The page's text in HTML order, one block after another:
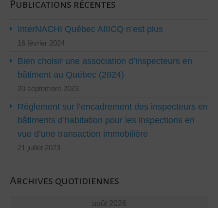
Publications récentes
InterNACHI Québec AIIICQ n’est plus
16 février 2024
Bien choisir une association d’inspecteurs en
bâtiment au Québec (2024)
20 septembre 2023
Règlement sur l’encadrement des inspecteurs en
bâtiments d’habitation pour les inspections en
vue d’une transaction immobilière
21 juillet 2023
Archives quotidiennes
août 2026